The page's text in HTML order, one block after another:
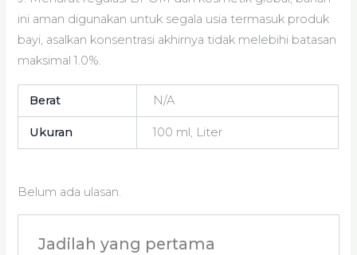
ini aman digunakan untuk segala usia termasuk produk
bayi, asalkan konsentrasi akhirnya tidak melebihi batasan
maksimal 1.0%.
Berat N/A
Ukuran 100 ml, Liter
Belum ada ulasan.
Jadilah yang pertama